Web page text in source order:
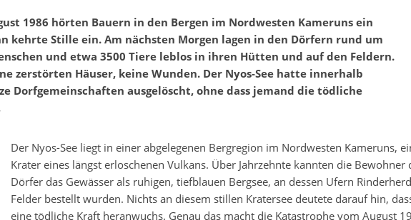
1986 hörten Bauern in den Bergen im Nordwesten Kameruns ein
kehrte Stille ein. Am nächsten Morgen lagen in den Dörfern rund um
und etwa 3500 Tiere leblos in ihren Hütten und auf den Feldern.
zerstörten Häuser, keine Wunden. Der Nyos-See hatte innerhalb
Dorfgemeinschaften ausgelöscht, ohne dass jemand die tödliche
Der Nyos-See liegt in einer abgelegenen Bergregion im Nordwesten Kameruns,
Krater eines längst erloschenen Vulkans. Über Jahrzehnte kannten die Bewohner
Dörfer das Gewässer als ruhigen, tiefblauen Bergsee, an dessen Ufern
Felder bestellt wurden. Nichts an diesem stillen Kratersee deutete darauf hin,
eine tödliche Kraft heranwuchs. Genau das macht die Katastrophe vom August